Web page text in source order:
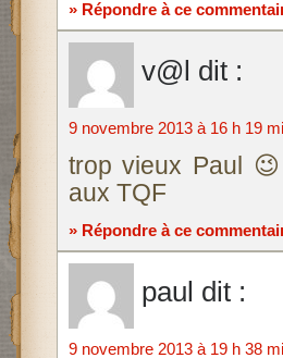
» Répondre à ce
v@l dit :
9 novembre 2013 à 16 h 19
trop vieux Paul
aux TQF
» Répondre à ce
paul dit :
9 novembre 2013 à 19 h 38